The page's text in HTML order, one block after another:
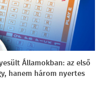
Államokban: az első
hanem három nyertes